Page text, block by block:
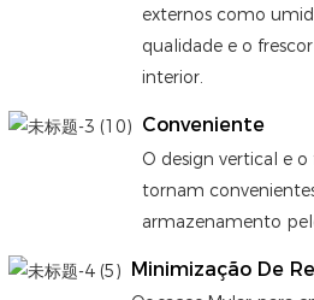
externos como
qualidade e o
interior.
Conveniente
O design vertical e
tornam
armazenamento
Minimização De